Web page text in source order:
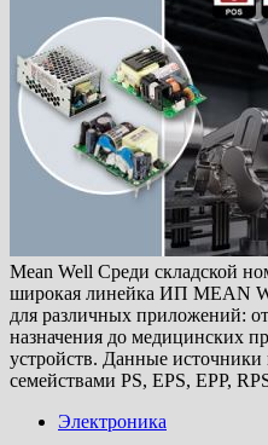
Mean Well Среди складской
широкая линейка ИП MEAN
для различных приложений:
назначения до медицинских
устройств. Данные источники
семействами PS, EPS, EPP,
Электроника